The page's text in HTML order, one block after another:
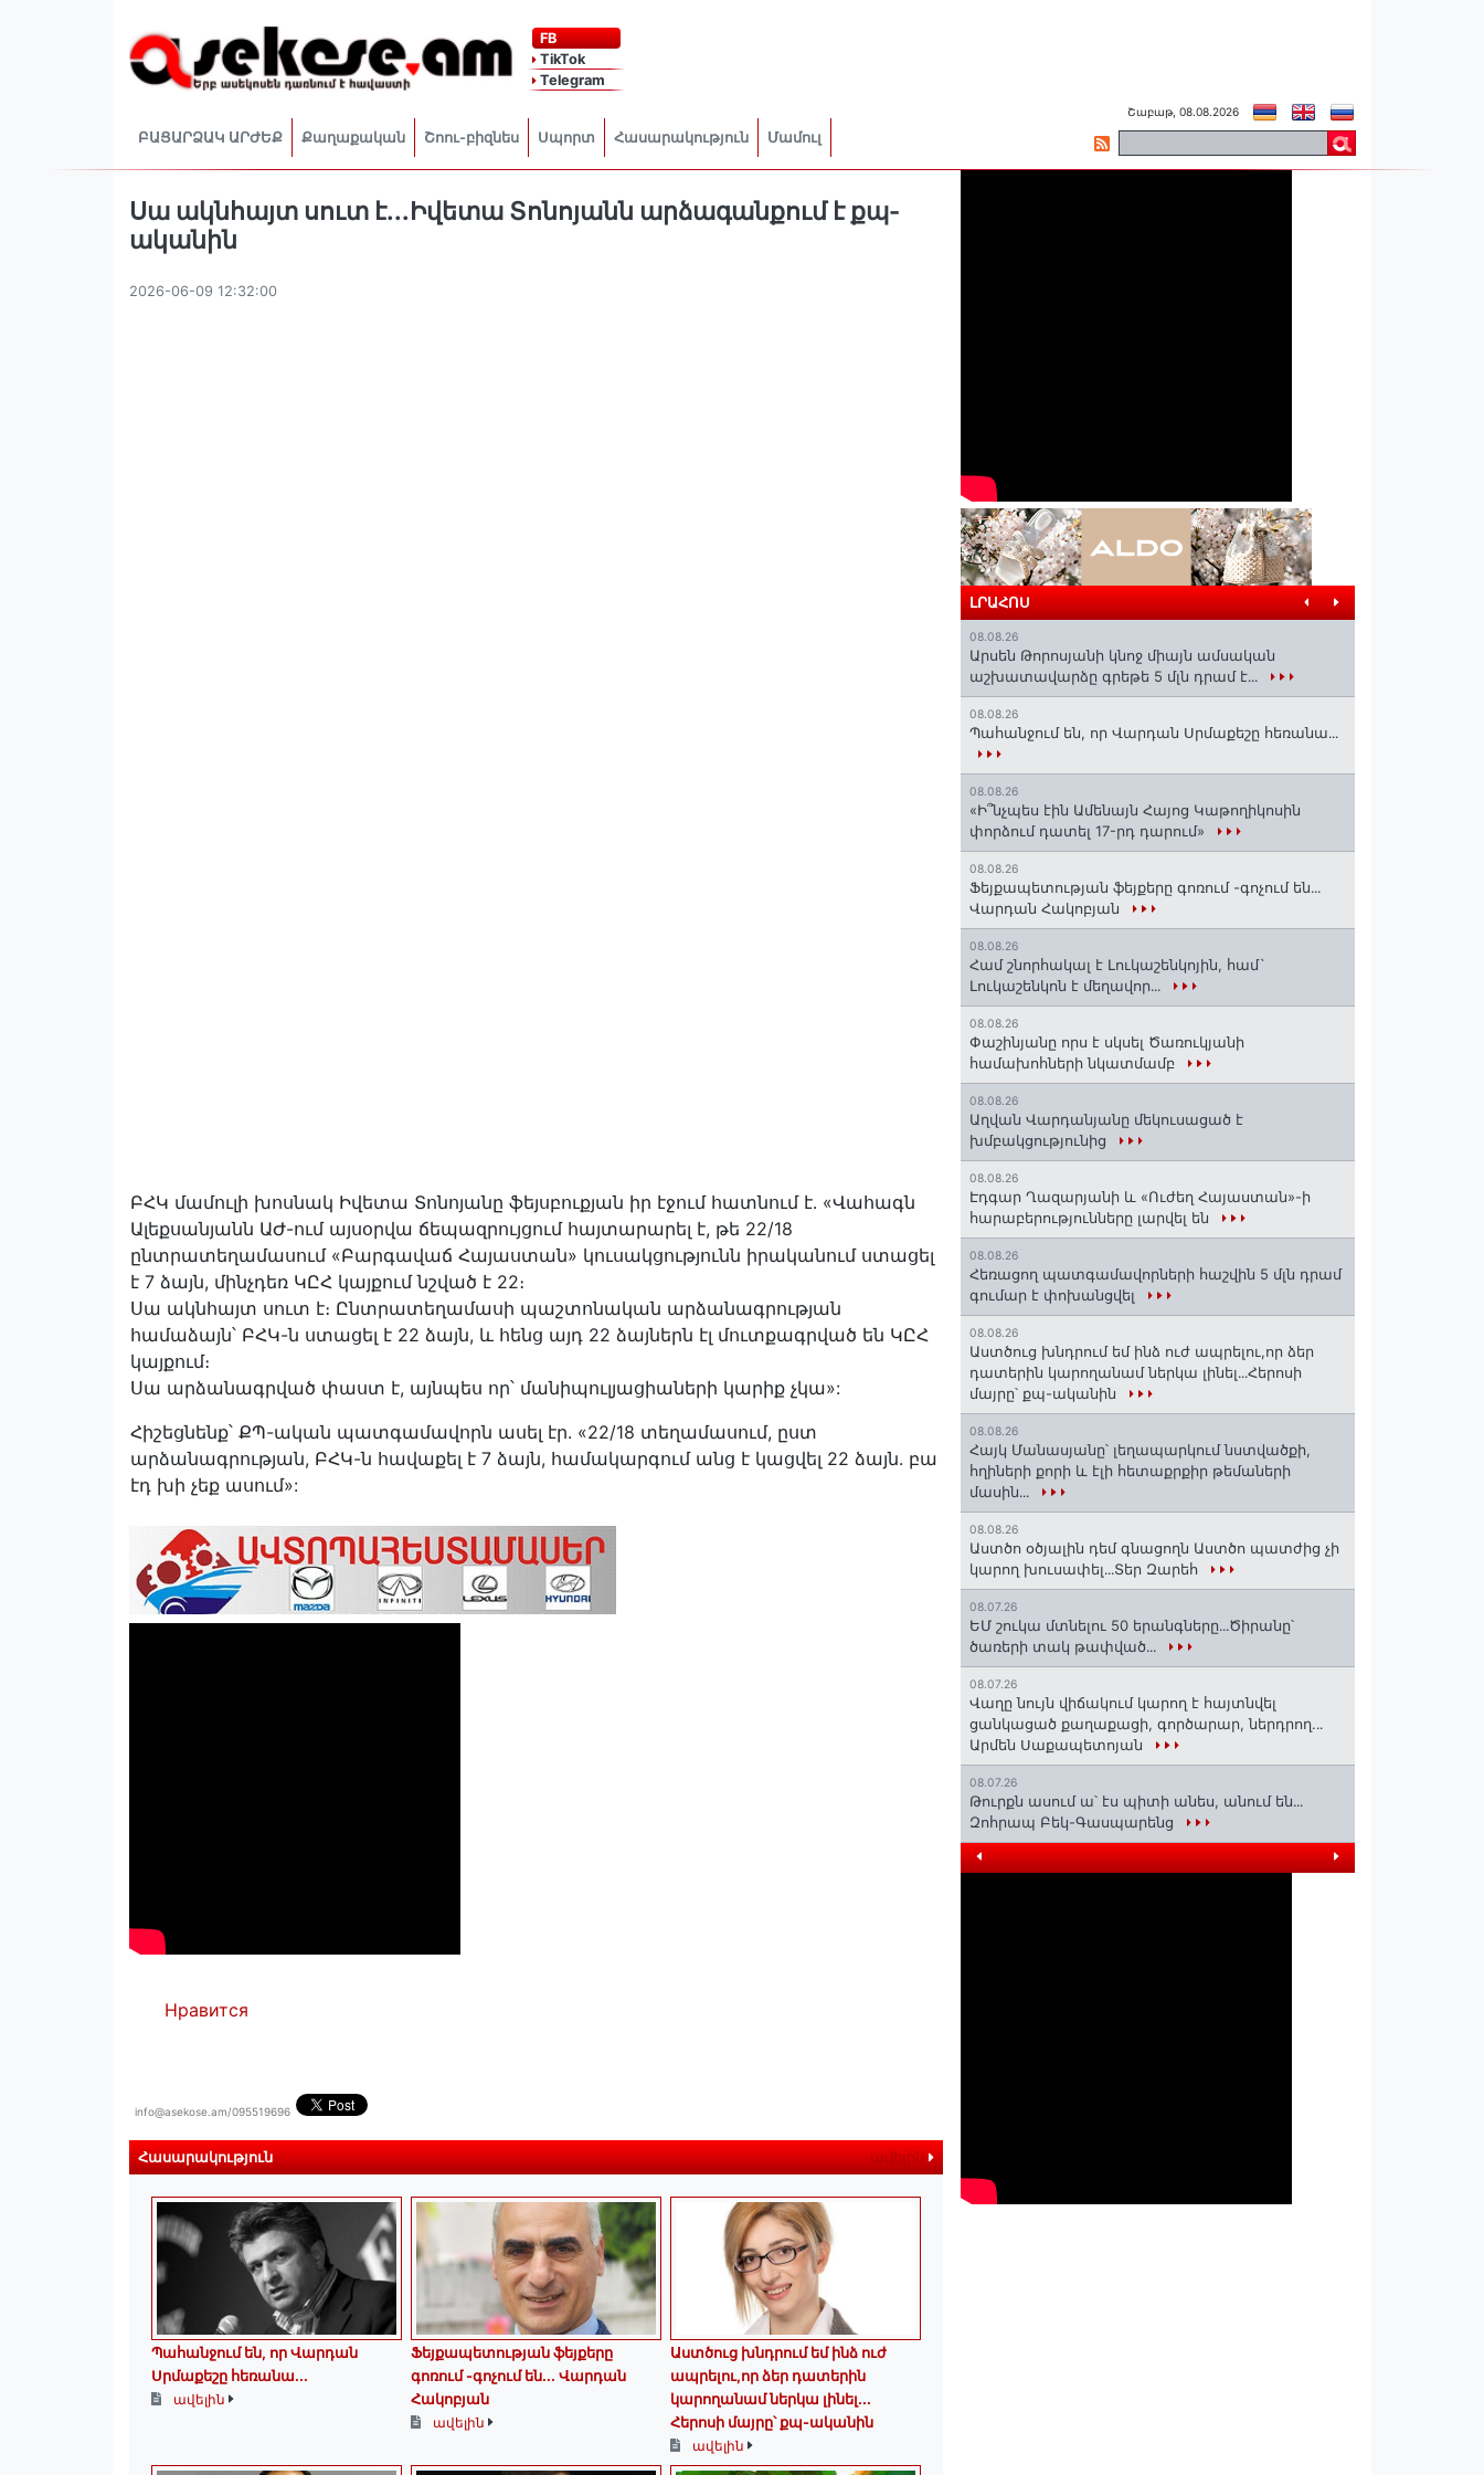
FB
TikTok
Telegram
ԲԱՑԱՐՁԱԿ ԱՐԺԵՔ Քաղաքական Շոու-բիզնես Սպորտ Հասարակություն Մամուլ
Շաբաթ, 08.08.2026
Սա ակնհայտ սուտ է...Իվետա Տոնոյանն արձագանքում է քպ-
ականին
2026-06-09 12:32:00
ԲՀԿ մամուլի խոսնակ Իվետա Տոնոյանը ֆեյսբուքյան իր էջում հատնում է․ «Վահագն
Ալեքսանյանն ԱԺ-ում այսօրվա ճեպազրույցում հայտարարել է, թե 22/18
ընտրատեղամասում «Բարգավաճ Հայաստան» կուսակցությունն իրականում ստացել
է 7 ձայն, մինչդեռ ԿԸՀ կայքում նշված է 22։
Սա ակնհայտ սուտ է։ Ընտրատեղամասի պաշտոնական արձանագրության
համաձայն՝ ԲՀԿ-ն ստացել է 22 ձայն, և հենց այդ 22 ձայներն էլ մուտքագրված են ԿԸՀ
կայքում։
Սա արձանագրված փաստ է, այնպես որ՝ մանիպուլյացիաների կարիք չկա»:
Հիշեցնենք՝ ՔՊ-ական պատգամավորն ասել էր. «22/18 տեղամասում, ըստ
արձանագրության, ԲՀԿ-ն հավաքել է 7 ձայն, համակարգում անց է կացվել 22 ձայն. բա
էդ խի չեք ասում»:
Нравится
info@asekose.am/095519696
Հասարակություն ավելին
Պահանջում են, որ Վարդան
Սրմաքեշը հեռանա․․․
ավելին
Ֆեյքապետության ֆեյքերը
գոռում -գոչում են․․․ Վարդան
Հակոբյան
ավելին
Աստծուց խնդրում եմ ինձ ուժ
ապրելու,որ ձեր դատերին
կարողանամ ներկա լինել․․․
Հերոսի մայրը՝ քպ-ականին
ավելին
ԼՐԱՀՈՍ
08.08.26
Արսեն Թորոսյանի կնոջ միայն ամսական
աշխատավարձը գրեթե 5 մլն դրամ է․․․
08.08.26
Պահանջում են, որ Վարդան Սրմաքեշը հեռանա․․․
08.08.26
«Ի՞նչպես էին Ամենայն Հայոց Կաթողիկոսին
փորձում դատել 17-րդ դարում»
08.08.26
Ֆեյքապետության ֆեյքերը գոռում -գոչում են․․․
Վարդան Հակոբյան
08.08.26
Համ շնորհակալ է Լուկաշենկոյին, համ`
Լուկաշենկոն է մեղավոր․․․
08.08.26
Փաշինյանը որս է սկսել Ծառուկյանի
համախոհների նկատմամբ
08.08.26
Աղվան Վարդանյանը մեկուսացած է
խմբակցությունից
08.08.26
Էդգար Ղազարյանի և «Ուժեղ Հայաստան»-ի
հարաբերությունները լարվել են
08.08.26
Հեռացող պատգամավորների հաշվին 5 մլն դրամ
գումար է փոխանցվել
08.08.26
Աստծուց խնդրում եմ ինձ ուժ ապրելու,որ ձեր
դատերին կարողանամ ներկա լինել․․․Հերոսի
մայրը՝ քպ-ականին
08.08.26
Հայկ Մանասյանը՝ լեղապարկում նստվածքի,
հղիների քորի և էլի հետաքրքիր թեմաների
մասին․․․
08.08.26
Աստծո օծյալին դեմ գնացողն Աստծո պատժից չի
կարող խուսափել․․․Տեր Զարեհ
08.07.26
ԵՄ շուկա մտնելու 50 երանգները․․․Ծիրանը՝
ծառերի տակ թափված․․․
08.07.26
Վաղը նույն վիճակում կարող է հայտնվել
ցանկացած քաղաքացի, գործարար, ներդրող.․․
Արմեն Սաքապետոյան
08.07.26
Թուրքն ասում ա՝ էս պիտի անես, անում են․․․
Զոհրապ Բեկ-Գասպարենց